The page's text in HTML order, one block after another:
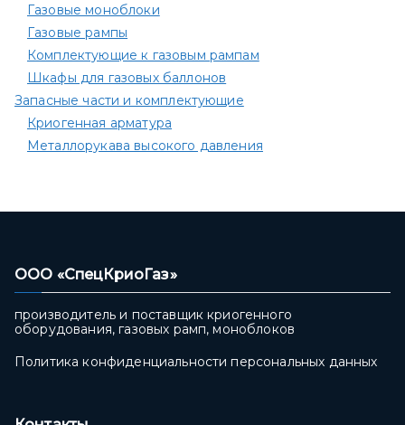
Газовые моноблоки
Газовые рампы
Комплектующие к газовым рампам​
Шкафы для газовых баллонов
Запасные части и комплектующие
Криогенная арматура
Металлорукава высокого давления
ООО «СпецКриоГаз»
производитель и поставщик криогенного
оборудования, газовых рамп, моноблоков
Политика конфиденциальности персональных данных